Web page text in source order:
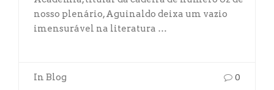
nosso plenário, Aguinaldo deixa um vazio
imensurável na literatura …
In Blog 0